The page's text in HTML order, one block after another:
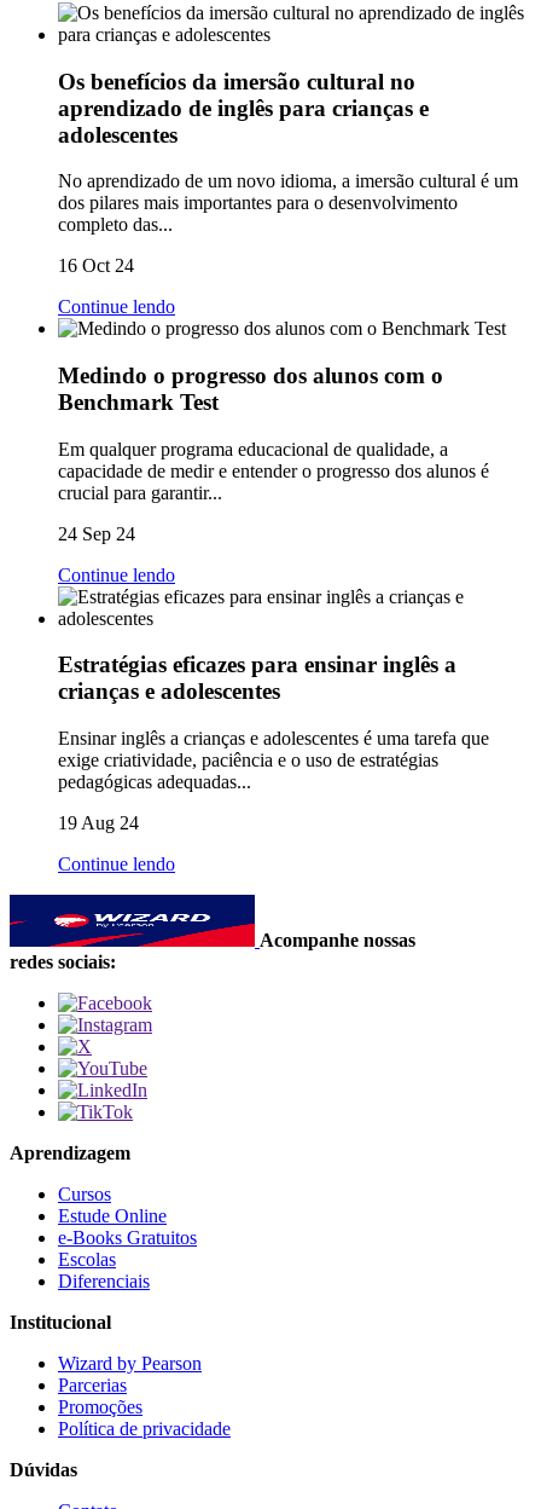
Os benefícios da imersão cultural no
aprendizado de inglês para crianças e
adolescentes
No aprendizado de um novo idioma, a imersão cultural é um
dos pilares mais importantes para o desenvolvimento
completo das...
16 Oct 24
Continue lendo
Medindo o progresso dos alunos com o
Benchmark Test
Em qualquer programa educacional de qualidade, a
capacidade de medir e entender o progresso dos alunos é
crucial para garantir...
24 Sep 24
Continue lendo
Estratégias eficazes para ensinar inglês a
crianças e adolescentes
Ensinar inglês a crianças e adolescentes é uma tarefa que
exige criatividade, paciência e o uso de estratégias
pedagógicas adequadas...
19 Aug 24
Continue lendo
Acompanhe nossas
redes sociais:
Aprendizagem
Cursos
Estude Online
e-Books Gratuitos
Escolas
Diferenciais
Institucional
Wizard by Pearson
Parcerias
Promoções
Política de privacidade
Dúvidas